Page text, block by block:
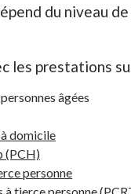
du niveau
les prestations
âgées
domicile
(PCH)
personne